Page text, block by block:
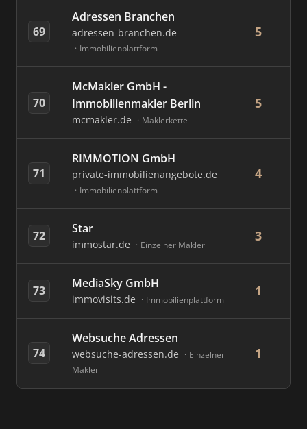
69
Adressen Branchen
adressen-branchen.de
Immobilienplattform
5
70
McMakler GmbH -
Immobilienmakler Berlin
mcmakler.de Maklerkette
5
71
RIMMOTION GmbH
private-immobilienangebote.de
Immobilienplattform
4
72 Star
immostar.de Einzelner Makler
3
73 MediaSky GmbH
immovisits.de Immobilienplattform
1
74
Websuche Adressen
websuche-adressen.de
Einzelner
Makler
1